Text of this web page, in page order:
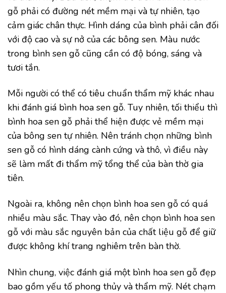
gỗ phải có đường nét mềm mại và tự nhiên, tạo
cảm giác chân thực. Hình dáng của bình phải cân đối
với độ cao và sự nở của các bông sen. Màu nước
trong bình sen gỗ cũng cần có độ bóng, sáng và
tươi tắn.
Mỗi người có thể có tiêu chuẩn thẩm mỹ khác nhau
khi đánh giá bình hoa sen gỗ. Tuy nhiên, tối thiểu thì
bình hoa sen gỗ phải thể hiện được vẻ mềm mại
của bông sen tự nhiên. Nên tránh chọn những bình
sen gỗ có hình dáng cành cứng và thô, vì điều này
sẽ làm mất đi thẩm mỹ tổng thể của bàn thờ gia
tiên.
Ngoài ra, không nên chọn bình hoa sen gỗ có quá
nhiều màu sắc. Thay vào đó, nên chọn bình hoa sen
gỗ với màu sắc nguyên bản của chất liệu gỗ để giữ
được không khí trang nghiêm trên bàn thờ.
Nhìn chung, việc đánh giá một bình hoa sen gỗ đẹp
bao gồm yếu tố phong thủy và thẩm mỹ. Nét chạm